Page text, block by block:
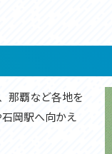
那覇など各地を
岡駅へ向かえ